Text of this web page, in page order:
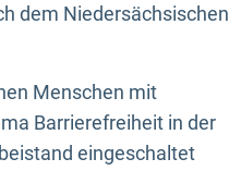
dem Niedersächsischen
Menschen mit
Barrierefreiheit in der
eingeschaltet